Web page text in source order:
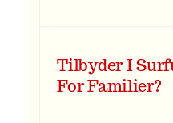
Tilbyder I
For Familier?